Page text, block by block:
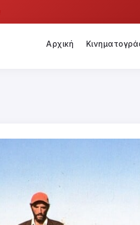
Αρχική